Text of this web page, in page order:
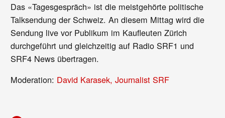
Das «Tagesgespräch» ist die meistgehörte politische
Talksendung der Schweiz. An diesem Mittag wird die
Sendung live vor Publikum im Kaufleuten Zürich
durchgeführt und gleichzeitig auf Radio SRF1 und
SRF4 News übertragen.
Moderation: David Karasek, Journalist SRF